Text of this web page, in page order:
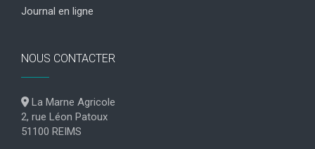
Journal en ligne
NOUS CONTACTER
La Marne Agricole
2, rue Léon Patoux
51100 REIMS